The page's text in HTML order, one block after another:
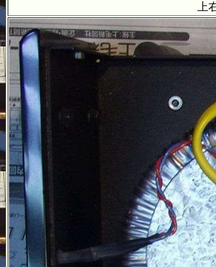
上右＝新設した制御用電源